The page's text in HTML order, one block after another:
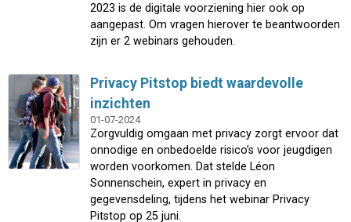
2023 is de digitale voorziening hier ook op
aangepast. Om vragen hierover te beantwoorden
zijn er 2 webinars gehouden.
Privacy Pitstop biedt waardevolle
inzichten
01-07-2024
Zorgvuldig omgaan met privacy zorgt ervoor dat
onnodige en onbedoelde risico’s voor jeugdigen
worden voorkomen. Dat stelde Léon
Sonnenschein, expert in privacy en
gegevensdeling, tijdens het webinar Privacy
Pitstop op 25 juni.